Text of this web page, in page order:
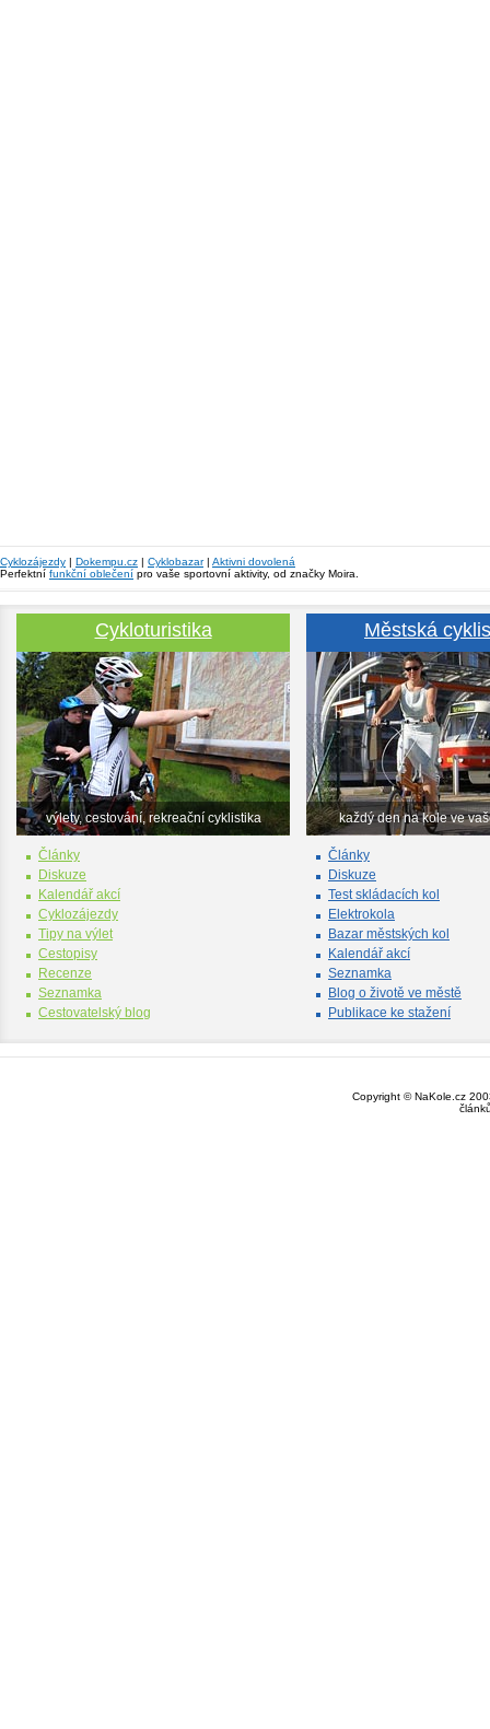
Cyklozájezdy | Dokempu.cz | Cyklobazar| Aktivni dovolená
Perfektní funkční oblečení pro vaše sportovní aktivity, od značky Moira.
Cykloturistika
výlety, cestování, rekreační cyklistika
Články
Diskuze
Kalendář akcí
Cyklozájezdy
Tipy na výlet
Cestopisy
Recenze
Seznamka
Cestovatelský blog
Městská
každý den na kole ve
Články
Diskuze
Test skládacích kol
Elektrokola
Bazar městských kol
Kalendář akcí
Seznamka
Blog o životě ve městě
Publikace ke stažení
Copyright © NaKole.cz